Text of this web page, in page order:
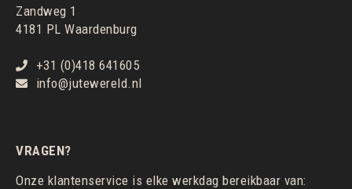
Zandweg 1
4181 PL Waardenburg
+31 (0)418 641605
info@jutewereld.nl
VRAGEN?
Onze klantenservice is elke werkdag bereikbaar van: